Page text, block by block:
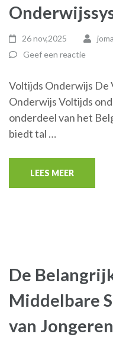
26 nov,2025
Geef een reactie
Voltijds Onderwijs De
Onderwijs Voltijds
onderdeel van het
biedt tal …
LEES MEER
De
Middelbare
van Jongeren